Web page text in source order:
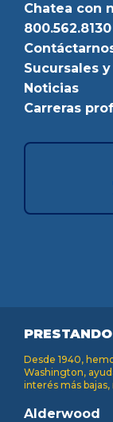
Chatea con
800.562.8130
Sucursales
Noticias
Carreras
Desde 1940,
Washington,
interés más
Alderwood